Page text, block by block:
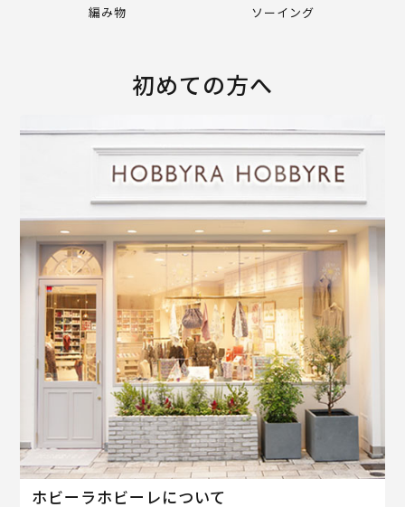
編み物 ソーイング
初めての方へ
ホビーラホビーレについて